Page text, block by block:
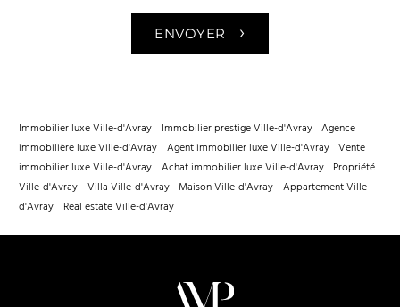
ENVOYER ›
Immobilier luxe Ville-d'Avray Immobilier prestige Ville-d'Avray
Agence
immobilière luxe Ville-d'Avray
Agent immobilier luxe Ville-d'Avray
Vente
immobilier luxe Ville-d'Avray
Achat immobilier luxe Ville-d'Avray
Propriété
Ville-d'Avray
Villa Ville-d'Avray Maison Ville-d'Avray
Appartement Ville-
d'Avray
Real estate Ville-d'Avray